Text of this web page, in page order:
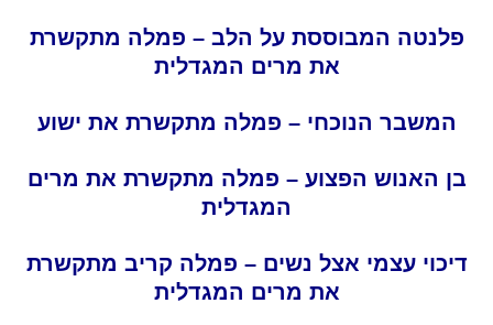
פלנטה המבוססת על הלב – פמלה מתקשרת
את מרים המגדלית
המשבר הנוכחי – פמלה מתקשרת את ישוע
בן האנוש הפצוע – פמלה מתקשרת את מרים
המגדלית
דיכוי עצמי אצל נשים – פמלה קריב מתקשרת
את מרים המגדלית